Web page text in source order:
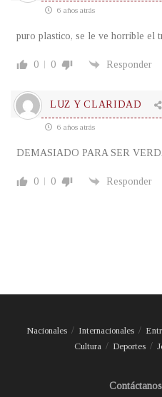
6 años atrás
puro plastico, se le ve horrible el
0 0 Responder
LUZ Y CLARIDAD
6 años atrás
DEMASIADO PARA SER
0 0 Responder
Nacionales Internacionales
Cultura
Deportes